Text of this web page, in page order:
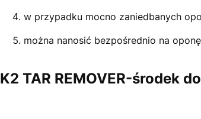
w przypadku mocno zaniedbanych
można nanosić bezpośrednio na
K2 TAR REMOVER-środek